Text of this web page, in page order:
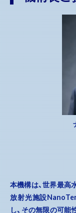
本機構は、世界最高
放射光施設
し、その無限の可